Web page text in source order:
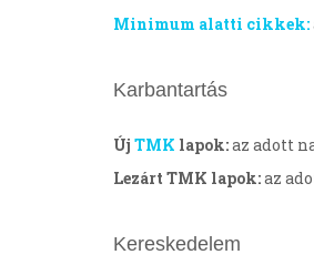
Minimum alatti cikkek:
Karbantartás
Új TMK lapok:az adott
Lezárt TMK lapok:az
Kereskedelem